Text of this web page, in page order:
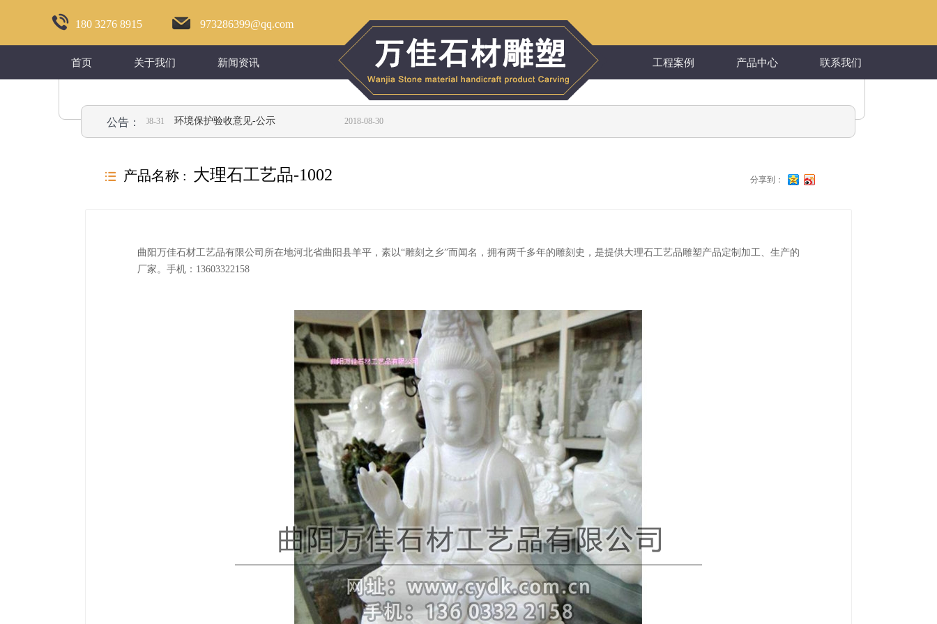
180 3276 8915 973286399@qq.com
首页 关于我们 新闻资讯 工程案例 产品中心 联系我们
www.cydk.com.cn
2018-08-31
验收监测表-公示 2018-08-30
环境保护验收意见-公示
公告：
뀑 大理石工艺品-1002 分享到：
产品名称 :
曲阳万佳石材工艺品有限公司所在地河北省曲阳县羊平，素以“雕刻之乡”而闻名，拥有两千多年的雕刻史，是提供大理石工艺品雕塑产品定制加工、生产的
厂家。手机：13603322158